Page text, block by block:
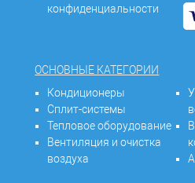
конфиденциальности
ОСНОВНЫЕ КАТЕГОРИИ
Кондиционеры
Сплит-системы
Тепловое оборудование
Вентиляция и очистка
воздуха